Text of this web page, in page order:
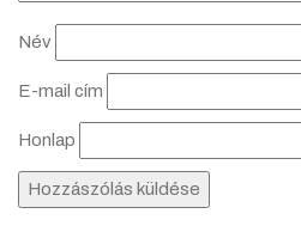
Név
E-mail cím
Honlap